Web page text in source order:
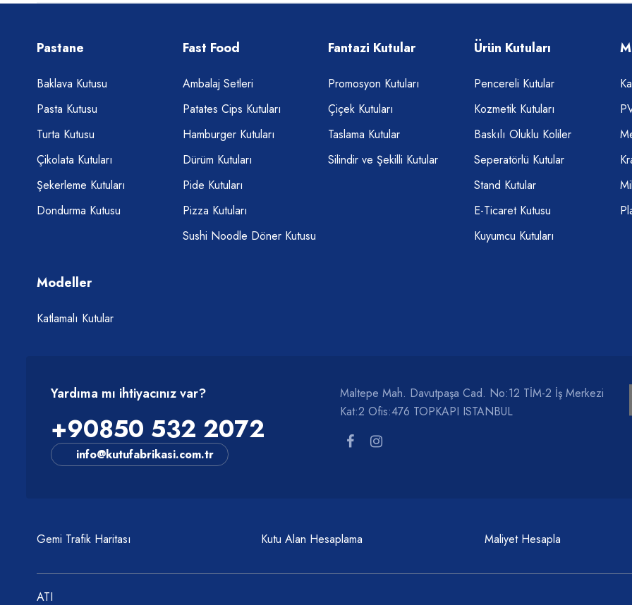
Pastane
Baklava Kutusu
Pasta Kutusu
Turta Kutusu
Çikolata Kutuları
Şekerleme Kutuları
Dondurma Kutusu
Fast Food
Ambalaj Setleri
Patates Cips Kutuları
Hamburger Kutuları
Dürüm Kutuları
Pide Kutuları
Pizza Kutuları
Sushi Noodle Döner Kutusu
Fantazi Kutular
Promosyon Kutuları
Çiçek Kutuları
Taslama Kutular
Silindir ve Şekilli Kutular
Ürün Kutuları
Pencereli Kutular
Kozmetik Kutuları
Baskılı Oluklu Koliler
Seperatörlü Kutular
Stand Kutular
E-Ticaret Kutusu
Kuyumcu Kutuları
Modeller
Katlamalı Kutular
Yardıma mı ihtiyacınız var?
+90850 532 2072
info@kutufabrikasi.com.tr
Maltepe Mah. Davutpaşa Cad. No:12 TİM-2 İş Merkezi
Kat:2 Ofis:476 TOPKAPI ISTANBUL
Gemi Trafik Haritası Kutu Alan Hesaplama Maliyet Hesapla
ATI